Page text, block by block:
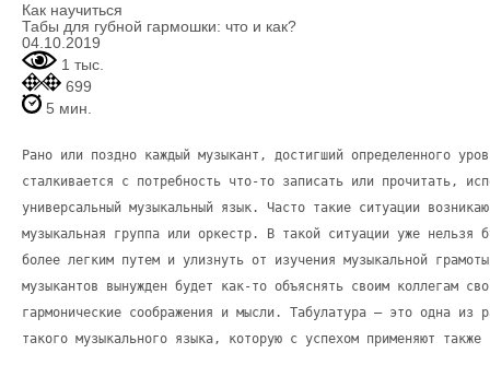
Как научиться
Табы для губной гармошки: что и как?
04.10.2019
1 тыс.
699
5 мин.
Рано или поздно каждый музыкант, достигший определенного
сталкивается с потребность что-то записать или прочитать,
универсальный музыкальный язык. Часто такие ситуации
музыкальная группа или оркестр. В такой ситуации уже нельзя
более легким путем и улизнуть от изучения музыкальной
музыкантов вынужден будет как-то объяснять своим коллегам
гармонические соображения и мысли. Табулатура – это одна из
такого музыкального языка, которую с успехом применяют